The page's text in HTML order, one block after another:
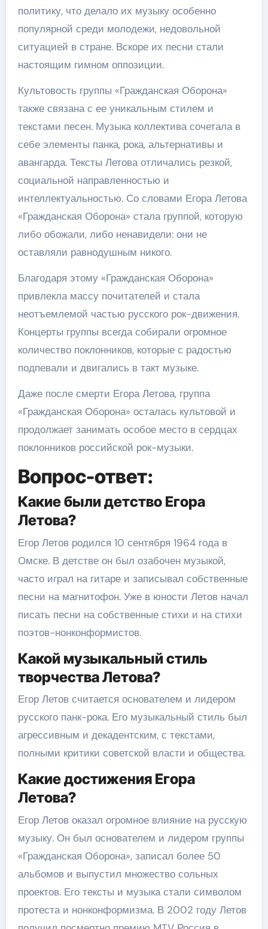
политику, что делало их музыку особенно
популярной среди молодежи, недовольной
ситуацией в стране. Вскоре их песни стали
настоящим гимном оппозиции.
Культовость группы «Гражданская Оборона»
также связана с ее уникальным стилем и
текстами песен. Музыка коллектива сочетала в
себе элементы панка, рока, альтернативы и
авангарда. Тексты Летова отличались резкой,
социальной направленностью и
интеллектуальностью. Со словами Егора Летова
«Гражданская Оборона» стала группой, которую
либо обожали, либо ненавидели: они не
оставляли равнодушным никого.
Благодаря этому «Гражданская Оборона»
привлекла массу почитателей и стала
неотъемлемой частью русского рок-движения.
Концерты группы всегда собирали огромное
количество поклонников, которые с радостью
подпевали и двигались в такт музыке.
Даже после смерти Егора Летова, группа
«Гражданская Оборона» осталась культовой и
продолжает занимать особое место в сердцах
поклонников российской рок-музыки.
Вопрос-ответ:
Какие были детство Егора
Летова?
Егор Летов родился 10 сентября 1964 года в
Омске. В детстве он был озабочен музыкой,
часто играл на гитаре и записывал собственные
песни на магнитофон. Уже в юности Летов начал
писать песни на собственные стихи и на стихи
поэтов-нонконформистов.
Какой музыкальный стиль
творчества Летова?
Егор Летов считается основателем и лидером
русского панк-рока. Его музыкальный стиль был
агрессивным и декадентским, с текстами,
полными критики советской власти и общества.
Какие достижения Егора
Летова?
Егор Летов оказал огромное влияние на русскую
музыку. Он был основателем и лидером группы
«Гражданская Оборона», записал более 50
альбомов и выпустил множество сольных
проектов. Его тексты и музыка стали символом
протеста и нонконформизма. В 2002 году Летов